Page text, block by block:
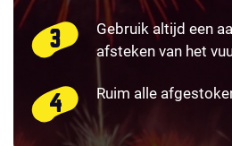
Gebruik altijd een
afsteken van het
Ruim alle